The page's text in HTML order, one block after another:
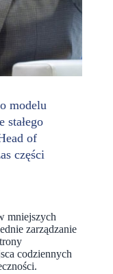
modelu
stałego
of
części
mniejszych
zarządzanie
codziennych